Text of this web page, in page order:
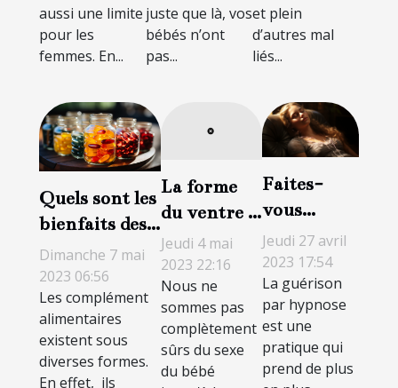
aussi une limite
pour les
femmes. En...
juste que là, vos
bébés n’ont
pas...
et plein
d’autres mal
liés...
Quels sont les
bienfaits des
compléments
malimentaires
?
Dimanche 7 mai
2023 06:56
Les complément
alimentaires
existent sous
diverses formes.
En effet, ils
La forme
du ventre :
comment
savoir le
sexe du
bébé ?
Jeudi 4 mai
2023 22:16
Nous ne
sommes pas
complètement
sûrs du sexe
du bébé
Faites-
vous
guérir par
l’hypnose
Jeudi 27 avril
2023 17:54
La guérison
par hypnose
est une
pratique qui
prend de plus